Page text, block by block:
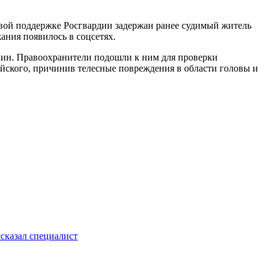
поддержке Росгвардии задержан ранее судимый житель
появилось в соцсетях.
Правоохранители подошли к ним для проверки
причинив телесные повреждения в области головы и
специалист